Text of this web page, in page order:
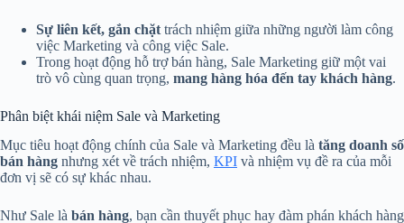
Sự liên kết, gắn chặt trách nhiệm giữa những người làm công
việc Marketing và công việc Sale.
Trong hoạt động hỗ trợ bán hàng, Sale Marketing giữ một vai
trò vô cùng quan trọng, mang hàng hóa đến tay khách hàng.
Phân biệt khái niệm Sale và Marketing
Mục tiêu hoạt động chính của Sale và Marketing đều là tăng doanh số
bán hàng nhưng xét về trách nhiệm, KPI và nhiệm vụ đề ra của mỗi
đơn vị sẽ có sự khác nhau.
Như Sale là bán hàng, bạn cần thuyết phục hay đàm phán khách hàng